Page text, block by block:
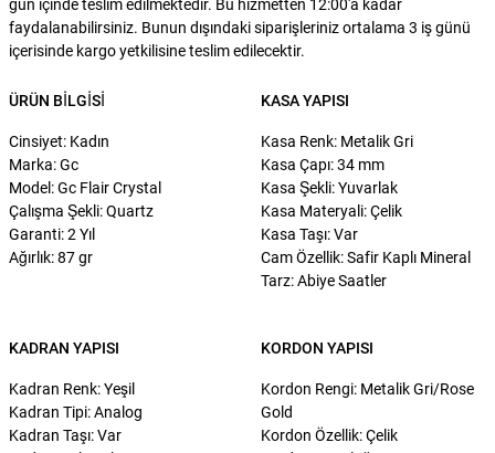
gün içinde teslim edilmektedir. Bu hizmetten 12:00'a kadar
faydalanabilirsiniz. Bunun dışındaki siparişleriniz ortalama 3 iş günü
içerisinde kargo yetkilisine teslim edilecektir.
ÜRÜN BILGISI
Cinsiyet: Kadın
Marka: Gc
Model: Gc Flair Crystal
Çalışma Şekli: Quartz
Garanti: 2 Yıl
Ağırlık: 87 gr
KASA YAPISI
Kasa Renk: Metalik Gri
Kasa Çapı: 34 mm
Kasa Şekli: Yuvarlak
Kasa Materyali: Çelik
Kasa Taşı: Var
Cam Özellik: Safir Kaplı Mineral
Tarz: Abiye Saatler
KADRAN YAPISI
Kadran Renk: Yeşil
Kadran Tipi: Analog
Kadran Taşı: Var
KORDON YAPISI
Kordon Rengi: Metalik Gri/Rose
Gold
Kordon Özellik: Çelik